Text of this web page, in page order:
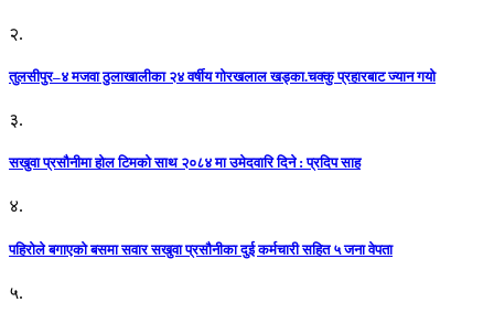
२.
तुलसीपुर–४ मजवा ठुलाखालीका २४ वर्षीय गोरखलाल खड्का.चक्कु प्रहारबाट ज्यान गयो
३.
सखुवा प्रसौनीमा होल टिमको साथ २०८४ मा उमेदवारि दिने : प्रदिप साह
४.
पहिराेले बगाएकाे बसमा सवार सखुवा प्रसाैनीका दुई कर्मचारी सहित ५ जना वेपता
५.